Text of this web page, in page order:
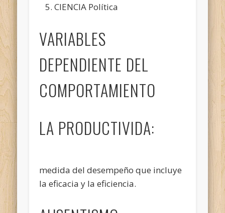
CIENCIA Política
VARIABLES
DEPENDIENTE DEL
COMPORTAMIENTO
LA PRODUCTIVIDA:
medida del desempeño que incluye
la eficacia y la eficiencia.